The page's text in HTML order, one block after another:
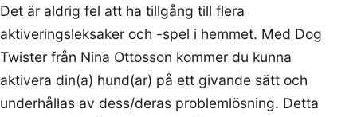
Det är aldrig fel att ha tillgång till flera
aktiveringsleksaker och -spel i hemmet. Med Dog
Twister från Nina Ottosson kommer du kunna
aktivera din(a) hund(ar) på ett givande sätt och
underhållas av dess/deras problemlösning. Detta